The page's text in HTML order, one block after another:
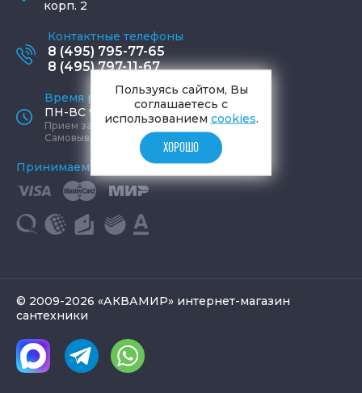
корп. 2
Контактные телефоны
8 (495) 795-77-65
8 (495) 797-11-67
Время работы офиса
ПН-ВС 9:00 - 19:00
Прием заказов круглосуточно
Самовывоз ПН-СБ 9-19, ВС 12-17
Принимаем к оплате
© 2009-2026 «АКВАМИР» интернет-магазин
сантехники
Пользуясь сайтом, Вы
соглашаетесь с
использованием cookies.
ХОРОШО